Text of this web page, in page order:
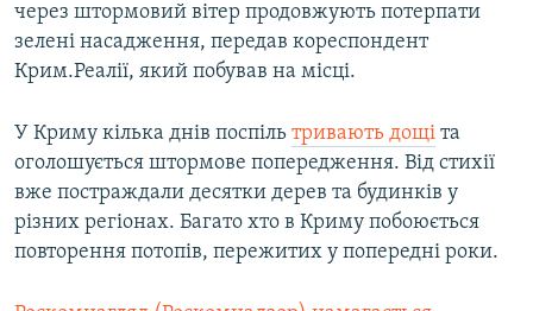
через штормовий вітер продовжують потерпати
зелені насадження, передав кореспондент
Крим.Реалії, який побував на місці.
У Криму кілька днів поспіль тривають дощі та
оголошується штормове попередження. Від стихії
вже постраждали десятки дерев та будинків у
різних регіонах. Багато хто в Криму побоюється
повторення потопів, пережитих у попередні роки.